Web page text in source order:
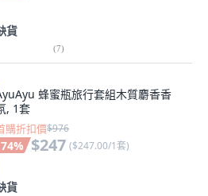
貨
(7)
蜂蜜瓶旅行套組木質麝香香
, 1套
購折扣價$976
74% $247 ($247.00/1套)
貨